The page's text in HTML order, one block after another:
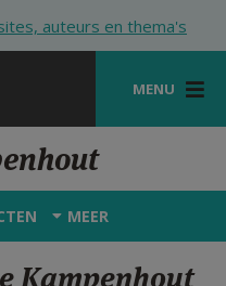
auteurs en thema's
MENU
MEER
Kampenhout